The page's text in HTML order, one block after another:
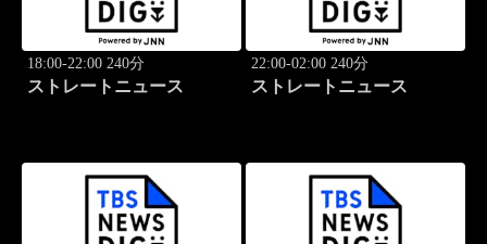
18:00-22:00 240分
ストレートニュース
22:00-02:00 240分
ストレートニュース